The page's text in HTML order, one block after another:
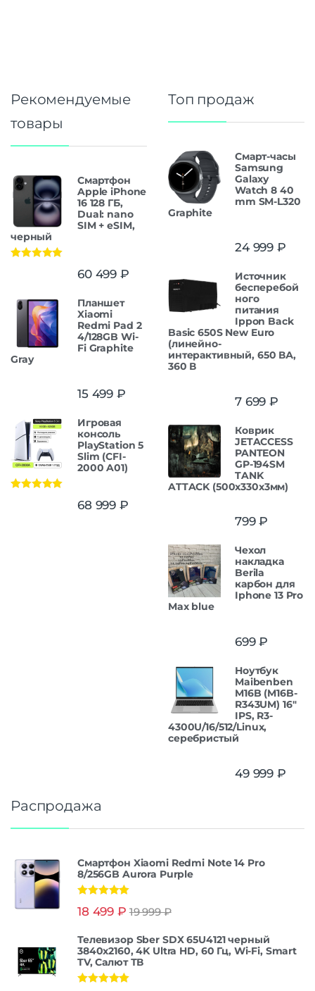
Рекомендуемые
товары
Смартфон
Apple iPhone
16 128 ГБ,
Dual: nano
SIM + eSIM,
черный
60 499 ₽
Планшет
Xiaomi
Redmi Pad 2
4/128GB Wi-
Fi Graphite
Gray
15 499 ₽
Игровая
консоль
PlayStation 5
Slim (CFI-
2000 A01)
68 999 ₽
Топ продаж
Смарт-часы
Samsung
Galaxy
Watch 8 40
mm SM-L320
Graphite
24 999 ₽
Источник
бесперебой
ного
питания
Ippon Back
Basic 650S New Euro
(линейно-
интерактивный, 650 ВА,
360 В
7 699 ₽
Коврик
JETACCESS
PANTEON
GP-194SM
TANK
ATTACK (500x330x3мм)
799₽
Чехол
накладка
Berila
карбон для
Iphone 13 Pro
Max blue
699₽
Ноутбук
Maibenben
M16B (M16B-
R343UM) 16"
IPS, R3-
4300U/16/512/Linux,
серебристый
49 999 ₽
Распродажа
Смартфон Xiaomi Redmi Note 14 Pro
8/256GB Aurora Purple
из 5
18 499 ₽ 19 999₽
Телевизор Sber SDX 65U4121 черный
3840x2160, 4K Ultra HD, 60 Гц, Wi-Fi, Smart
TV, Салют ТВ